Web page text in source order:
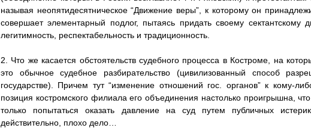
называя неопятидесятническое “Движение веры”, к которому он
совершает элементарный подлог, пытаясь придать своему
легитимность, респектабельность и традиционность.
2. Что же касается обстоятельств судебного процесса в Костроме, на
это обычное судебное разбирательство (цивилизованный способ
государстве). Причем тут “изменение отношений гос. органов” к кому-
позиция костромского филиала его объединения настолько проигрышна,
только попытаться оказать давление на суд путем публичных
действительно, плохо дело…